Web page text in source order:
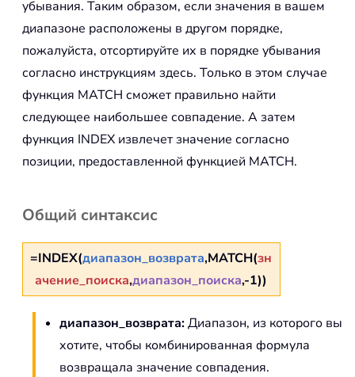
убывания. Таким образом, если значения в вашем
диапазоне расположены в другом порядке,
пожалуйста, отсортируйте их в порядке убывания
согласно инструкциям здесь. Только в этом случае
функция MATCH сможет правильно найти
следующее наибольшее совпадение. А затем
функция INDEX извлечет значение согласно
позиции, предоставленной функцией MATCH.
Общий синтаксис
=INDEX(диапазон_возврата,MATCH(зн
ачение_поиска,диапазон_поиска,-1))
диапазон_возврата:Диапазон, из которого вы
хотите, чтобы комбинированная формула
возвращала значение совпадения.